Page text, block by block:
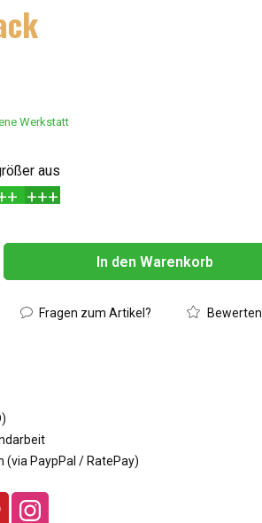
Werkstatt
aus
+++
In den Warenkorb
Fragen zum Artikel? Bewerten
(via PaypPal / RatePay)